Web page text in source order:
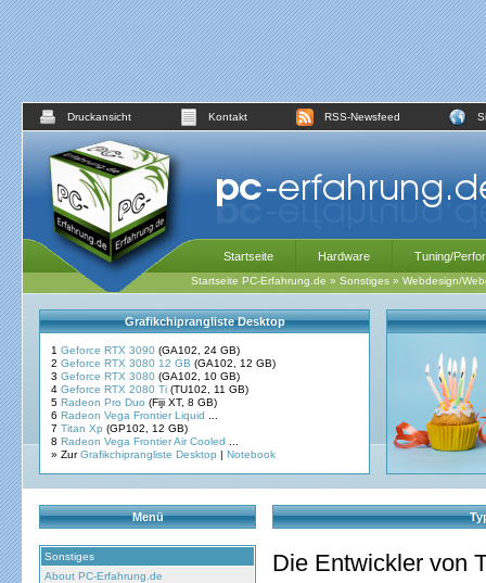
Druckansicht Kontakt RSS-Newsfeed
Startseite Hardware Tuning/
Startseite PC-Erfahrung.de » Sonstiges » Webdesign/
Grafikchiprangliste Desktop
1 Geforce RTX 3090 (GA102, 24 GB)
2 Geforce RTX 3080 12 GB (GA102, 12 GB)
3 Geforce RTX 3080 (GA102, 10 GB)
4 Geforce RTX 2080 Ti (TU102, 11 GB)
5 Radeon Pro Duo (Fiji XT, 8 GB)
6 Radeon Vega Frontier Liquid
7 Titan Xp (GP102, 12 GB)
8 Radeon Vega Frontier Air Cooled
» ZurGrafikchiprangliste Desktop | Notebook
Menü
Sonstiges
About PC-Erfahrung.de
Die Entwickler von